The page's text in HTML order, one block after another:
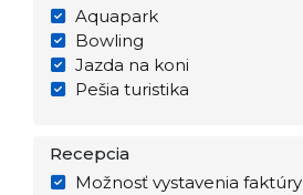
Aquapark
Bowling
Jazda na koni
Pešia turistika
Recepcia
Možnosť vystavenia faktúry